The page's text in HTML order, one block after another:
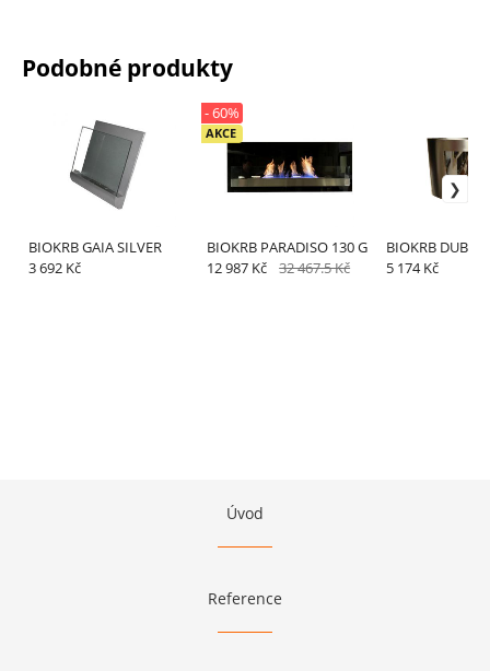
Podobné produkty
BIOKRB GAIA SILVER
3 692 Kč
BIOKRB PARADISO 130 G
AKCE
- 60%
12 987 Kč 32 467.5 Kč
BIOKRB DUBAJ
5 174 Kč
Úvod
Reference